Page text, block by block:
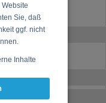
Sie, daß
ggf. nicht
Inhalte
zu